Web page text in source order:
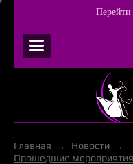
Главная → Новости →
Прошедшие мероприятия